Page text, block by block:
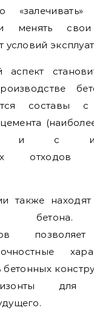
менять
условий
аспект
составы
и с
отходов
также
бетона.
бетонных
для